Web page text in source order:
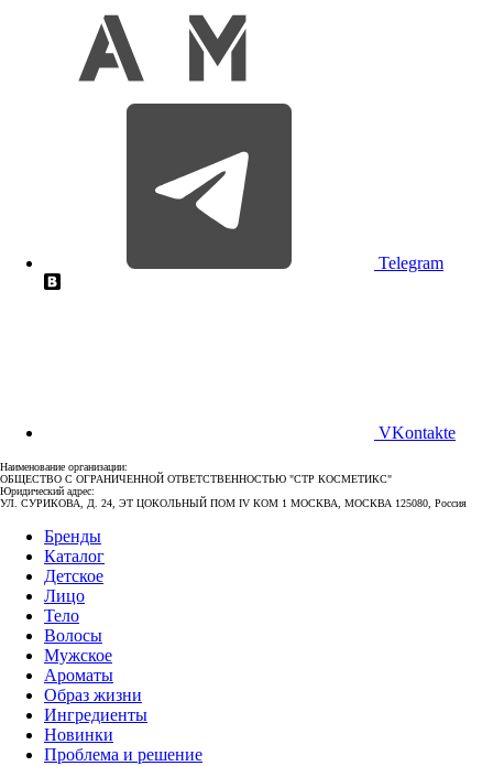
Telegram
VKontakte
Наименование организации:
ОБЩЕСТВО С ОГРАНИЧЕННОЙ ОТВЕТСТВЕННОСТЬЮ "СТР КОСМЕТИКС"
Юридический адрес:
УЛ. СУРИКОВА, Д. 24, ЭТ ЦОКОЛЬНЫЙ ПОМ IV КОМ 1 МОСКВА, МОСКВА 125080, Россия
Бренды
Каталог
Детское
Лицо
Тело
Волосы
Мужское
Ароматы
Образ жизни
Ингредиенты
Новинки
Проблема и решение